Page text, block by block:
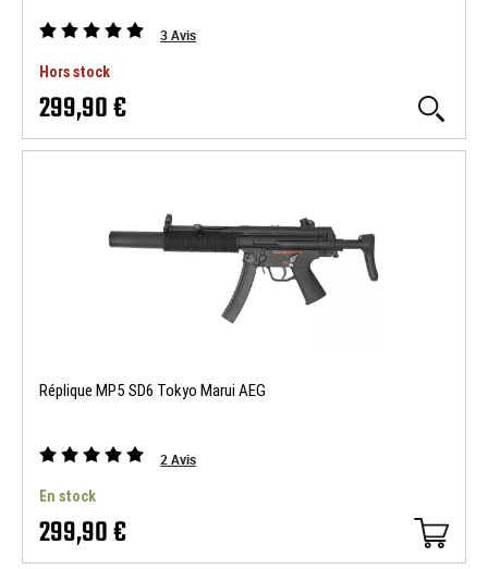
3Avis
Hors stock
299,90 €
Réplique MP5 SD6 Tokyo Marui AEG
2Avis
En stock
299,90 €